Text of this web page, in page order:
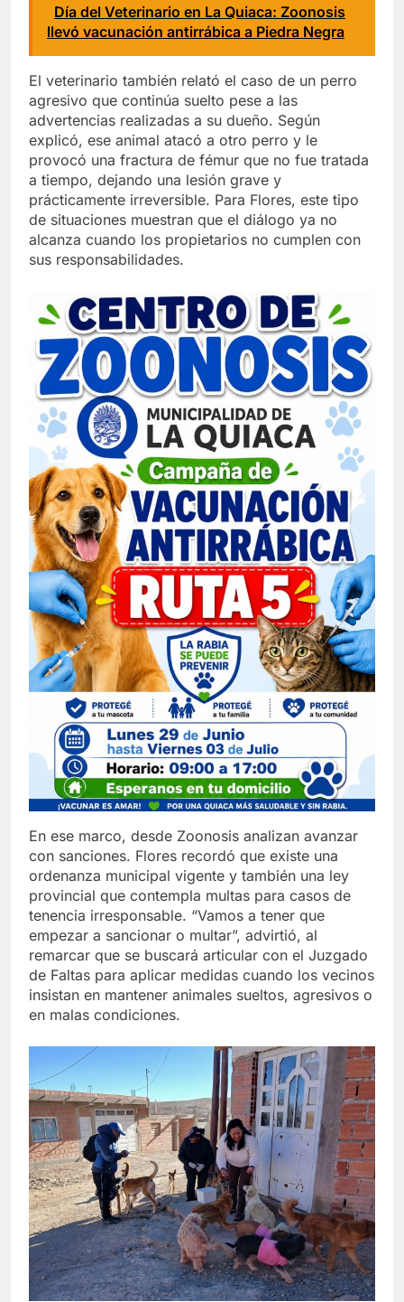
Día del Veterinario en La Quiaca: Zoonosis
llevó vacunación antirrábica a Piedra Negra
El veterinario también relató el caso de un perro
agresivo que continúa suelto pese a las
advertencias realizadas a su dueño. Según
explicó, ese animal atacó a otro perro y le
provocó una fractura de fémur que no fue tratada
a tiempo, dejando una lesión grave y
prácticamente irreversible. Para Flores, este tipo
de situaciones muestran que el diálogo ya no
alcanza cuando los propietarios no cumplen con
sus responsabilidades.
En ese marco, desde Zoonosis analizan avanzar
con sanciones. Flores recordó que existe una
ordenanza municipal vigente y también una ley
provincial que contempla multas para casos de
tenencia irresponsable. “Vamos a tener que
empezar a sancionar o multar”, advirtió, al
remarcar que se buscará articular con el Juzgado
de Faltas para aplicar medidas cuando los vecinos
insistan en mantener animales sueltos, agresivos o
en malas condiciones.